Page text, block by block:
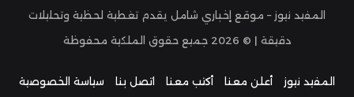
المفيد نيوز – موقع إخباري شامل يقدم تغطية لحظية وتحليلات
دقيقة | © 2026 جميع حقوق الملكية محفوظة
المفيد نيوز أعلن معنا أكتب معنا اتصل بنا سياسة الخصوصية